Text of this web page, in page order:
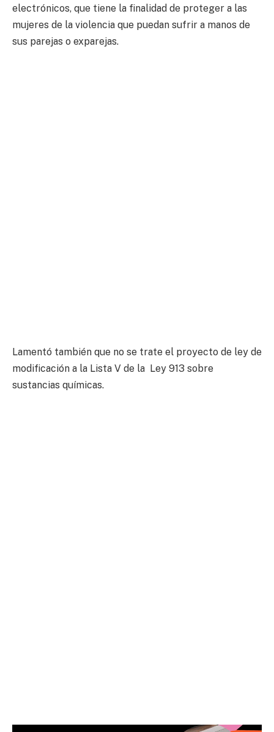
electrónicos, que tiene la finalidad de proteger a las
mujeres de la violencia que puedan sufrir a manos de
sus parejas o exparejas.
Lamentó también que no se trate el proyecto de ley de
modificación a la Lista V de la Ley 913 sobre
sustancias químicas.